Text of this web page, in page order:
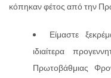
κόπηκαν φέτος από την
Είμαστε
ιδιαίτερα
Πρωτοβάθμιας